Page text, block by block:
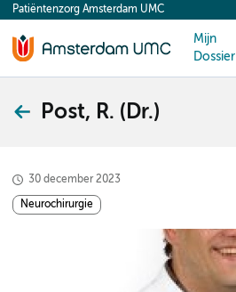
content
Patiëntenzorg Amsterdam UMC
Mijn
Dossier
Post, R. (Dr.)
30 december 2023
Neurochirurgie